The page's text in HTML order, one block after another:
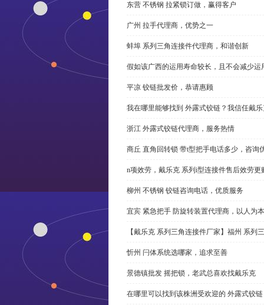
东营 不锈钢 拉紧锁订做，赢得客户
广州 拉手代理商，优势之一
蚌埠 系列三角连接件代理商，和谐创新
假如该广西的运用寿命较长，且不会减少
平凉 铰链批发价，恭请惠顾
我在哪里能够找到 外露式铰链？我信任戴
浙江 外露式铰链代理商，服务热情
商丘 直角回转锁 带t型把手电话多少，咨询
n项效劳，戴乐克 系列i型连接件售后效劳更
柳州 不锈钢 铰链咨询电话，优质服务
宜宾 紧急把手 防旋转装置代理商，以人为本
【戴乐克 系列三角连接件厂家】福州 系列
忻州 闩体系统选哪家，追求至善
景德镇批发 摇把锁，老武总喜欢找戴乐克
在哪里可以找到该株洲受欢迎的 外露式铰